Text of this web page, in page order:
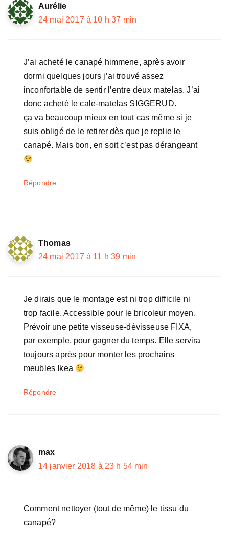
Aurélie
24 mai 2017 à 10 h 37 min
J’ai acheté le canapé himmene, après avoir
dormi quelques jours j’ai trouvé assez
inconfortable de sentir l’entre deux matelas. J’ai
donc acheté le cale-matelas SIGGERUD.
ça va beaucoup mieux en tout cas même si je
suis obligé de le retirer dès que je replie le
canapé. Mais bon, en soit c’est pas dérangeant
Répondre
Thomas
24 mai 2017 à 11 h 39 min
Je dirais que le montage est ni trop difficile ni
trop facile. Accessible pour le bricoleur moyen.
Prévoir une petite visseuse-dévisseuse FIXA,
par exemple, pour gagner du temps. Elle servira
toujours après pour monter les prochains
meubles Ikea
Répondre
max
14 janvier 2018 à 23 h 54 min
Comment nettoyer (tout de même) le tissu du
canapé?